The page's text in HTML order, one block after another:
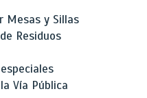
Mesas y Sillas
Residuos
Vía Pública